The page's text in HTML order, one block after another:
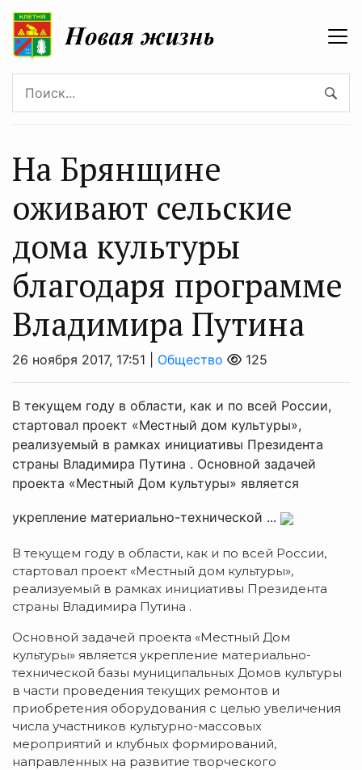
На Брянщине
оживают сельские
дома культуры
благодаря программе
Владимира Путина
26 ноября 2017, 17:51 | Общество 125
В текущем году в области, как и по всей России,
стартовал проект «Местный дом культуры»,
реализуемый в рамках инициативы Президента
страны Владимира Путина . Основной задачей
проекта «Местный Дом культуры» является
укрепление материально-технической ...
В текущем году в области, как и по всей России,
стартовал проект «Местный дом культуры»,
реализуемый в рамках инициативы Президента
страны Владимира Путина .
Основной задачей проекта «Местный Дом
культуры» является укрепление материально-
технической базы муниципальных Домов культуры
в части проведения текущих ремонтов и
приобретения оборудования с целью увеличения
числа участников культурно-массовых
мероприятий и клубных формирований,
направленных на развитие творческого